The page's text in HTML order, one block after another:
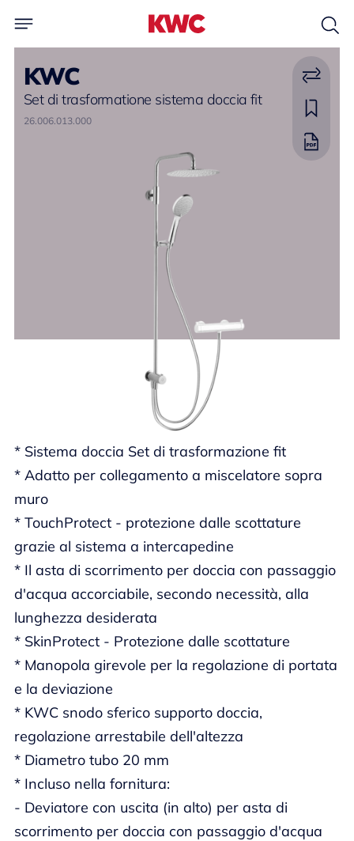
KWC
Set di trasformatione sistema doccia fit
26.006.013.000
* Sistema doccia Set di trasformazione fit
* Adatto per collegamento a miscelatore sopra
muro
* TouchProtect - protezione dalle scottature
grazie al sistema a intercapedine
* Il asta di scorrimento per doccia con passaggio
d'acqua accorciabile, secondo necessità, alla
lunghezza desiderata
* SkinProtect - Protezione dalle scottature
* Manopola girevole per la regolazione di portata
e la deviazione
* KWC snodo sferico supporto doccia,
regolazione arrestabile dell'altezza
* Diametro tubo 20 mm
* Incluso nella fornitura:
- Deviatore con uscita (in alto) per asta di
scorrimento per doccia con passaggio d'acqua